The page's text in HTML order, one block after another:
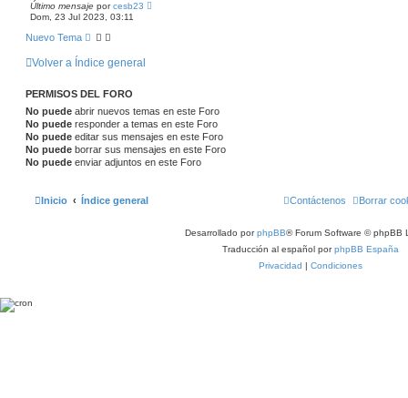
Último mensaje porcesb23
Dom, 23 Jul 2023, 03:11
Nuevo Tema
Volver a Índice general
PERMISOS DEL FORO
No puede abrir nuevos temas en este Foro
No puede responder a temas en este Foro
No puede editar sus mensajes en este Foro
No puede borrar sus mensajes en este Foro
No puede enviar adjuntos en este Foro
Inicio Índice general Borrar
Contáctenos
Desarrollado porphpBB® Forum Software © phpBB
Traducción al español porphpBB España
Privacidad | Condiciones